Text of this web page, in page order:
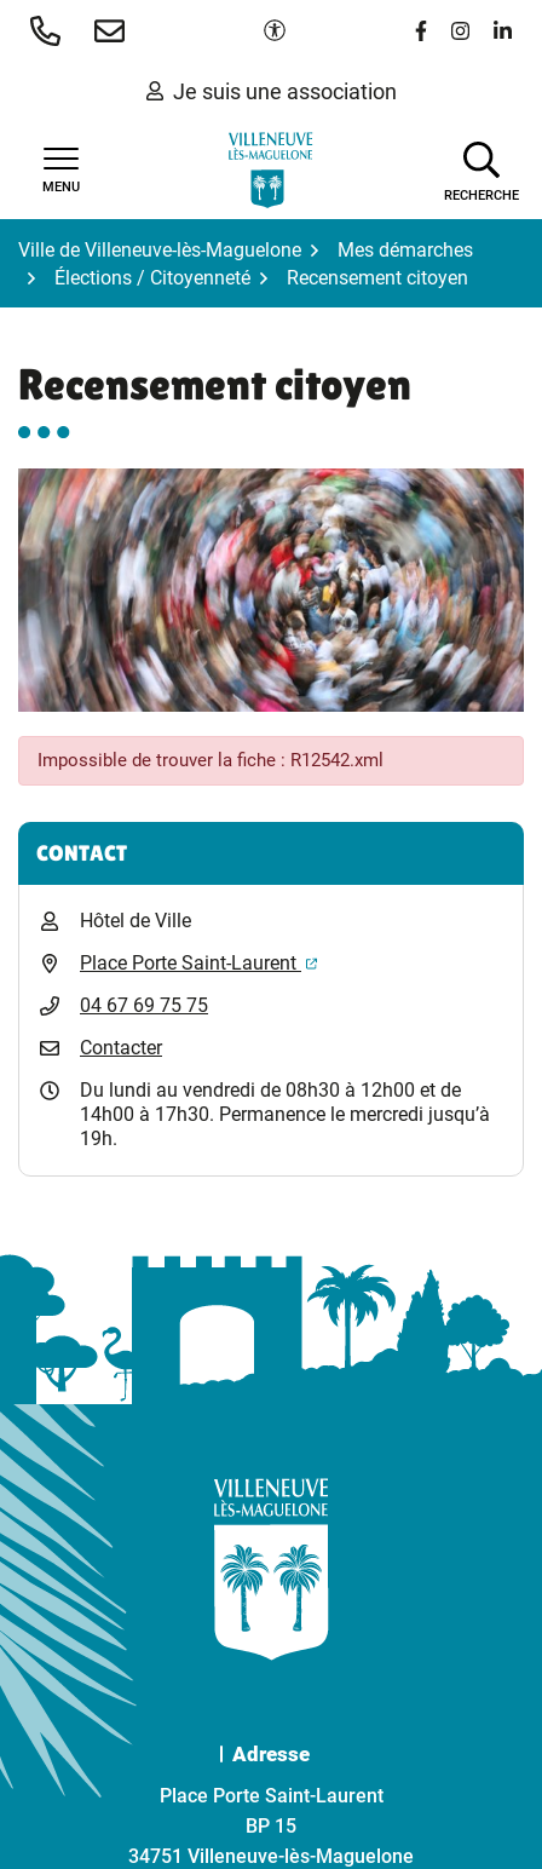
Aller
Paramètres d'accessibilité
Lien vers le
Lien vers
Lien
Je suis une association
MENU
RECHERCHE
Ville de Villeneuve-lès-Maguelone
Mes démarches
Élections / Citoyenneté
Recensement citoyen
Recensement citoyen
Impossible de trouver la fiche : R12542.xml
Informations complémentaires
CONTACT
Hôtel de Ville
Place Porte Saint-Laurent
(ouverture dans un
04 67 69 75 75
Contacter
Du lundi au vendredi de 08h30 à 12h00 et de
14h00 à 17h30. Permanence le mercredi jusqu’à
19h.
Adresse
Place Porte Saint-Laurent
BP 15
34751 Villeneuve-lès-Maguelone